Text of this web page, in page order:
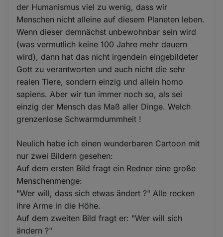
der Humanismus viel zu wenig, dass wir
Menschen nicht alleine auf diesem Planeten leben.
Wenn dieser demnächst unbewohnbar sein wird
(was vermutlich keine 100 Jahre mehr dauern
wird), dann hat das nicht irgendein eingebildeter
Gott zu verantworten und auch nicht die sehr
realen Tiere, sondern einzig und allein homo
sapiens. Aber wir tun immer noch so, als sei
einzig der Mensch das Maß aller Dinge. Welch
grenzenlose Schwarmdummheit !
Neulich habe ich einen wunderbaren Cartoon mit
nur zwei Bildern gesehen:
Auf dem ersten Bild fragt ein Redner eine große
Menschenmenge:
"Wer will, dass sich etwas ändert ?" Alle recken
ihre Arme in die Höhe.
Auf dem zweiten Bild fragt er: "Wer will sich
ändern ?"